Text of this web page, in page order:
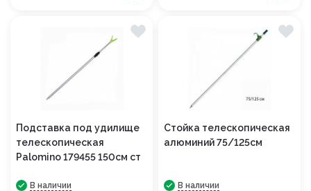
Подставка под удилище
телескопическая
Palomino 179455 150см ст
В наличии
Стойка телескопическая
алюминий 75/125см
В наличии